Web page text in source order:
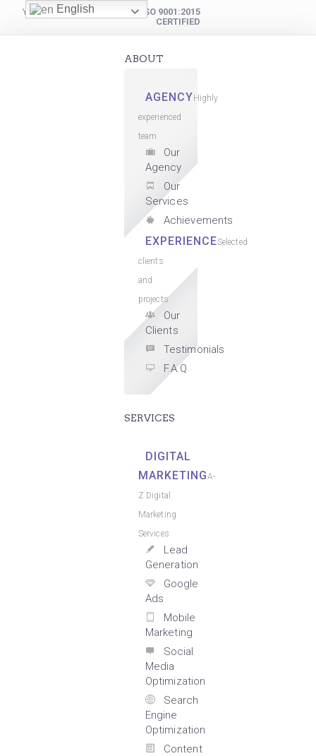
YOUR DIGITAL PARTNER
ISO 9001:2015
CERTIFIED
ABOUT
AGENCY Highly
experienced
team
Our
Agency
Our
Services
Achievements
EXPERIENCESelected
clients
and
projects
Our
Clients
Testimonials
F.A.Q
SERVICES
DIGITAL
MARKETINGA-
Z Digital
Marketing
Services
Lead
Generation
Google
Ads
Mobile
Marketing
Social
Media
Optimization
Search
Engine
Optimization
Content
English